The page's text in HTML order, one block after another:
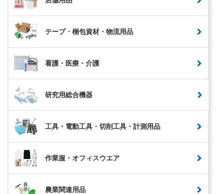
テープ・梱包資材・物流用品
看護・医療・介護
研究用総合機器
工具・電動工具・切削工具・計測用品
作業服・オフィスウエア
農業関連用品